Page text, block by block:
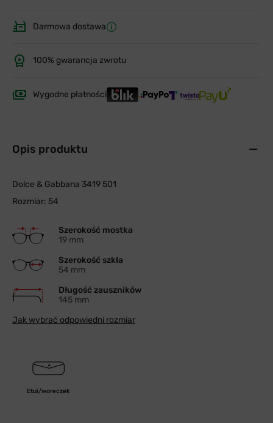
Darmowa dostawa
100% gwarancja zwrotu
Wygodne płatności
Opis produktu
Dolce & Gabbana 3419 501
Rozmiar: 54
Szerokość mostka
19 mm
Szerokość szkła
54 mm
Długość zauszników
145 mm
Jak wybrać odpowiedni rozmiar
Etui/woreczek